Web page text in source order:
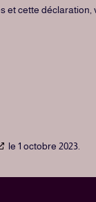
et cette
le 1 octobre 2023.